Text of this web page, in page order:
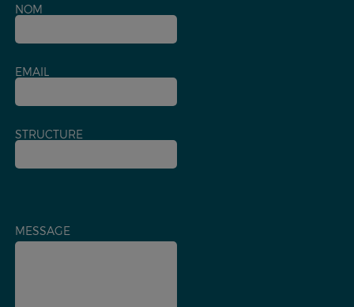
NOM
EMAIL
STRUCTURE
MESSAGE